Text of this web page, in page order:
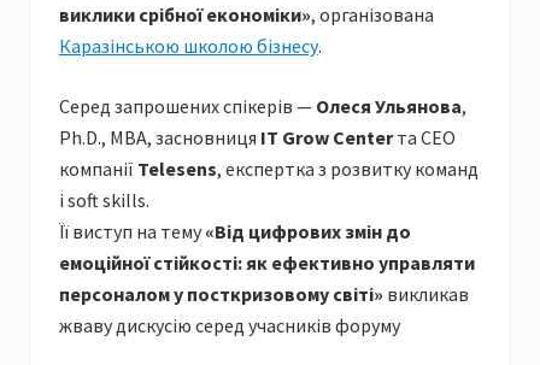
виклики срібної економіки», організована
Каразінською школою бізнесу.
Серед запрошених спікерів — Олеся Ульянова,
Ph.D., MBA, засновниця IT Grow Centerта CEO
компанії Telesens, експертка з розвитку команд
і soft skills.
Її виступ на тему «Від цифрових змін до
емоційної стійкості: як ефективно управляти
персоналом у посткризовому світі» викликав
жваву дискусію серед учасників форуму